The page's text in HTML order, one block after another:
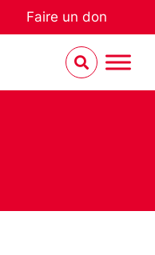
Faire un don